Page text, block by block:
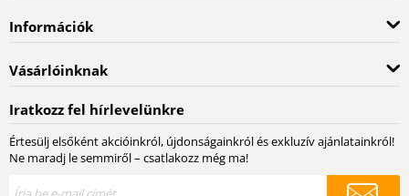
Információk
Vásárlóinknak
Iratkozz fel hírlevelünkre
Értesülj elsőként akcióinkról, újdonságainkról és exkluzív ajánlatainkról!
Ne maradj le semmiről – csatlakozz még ma!